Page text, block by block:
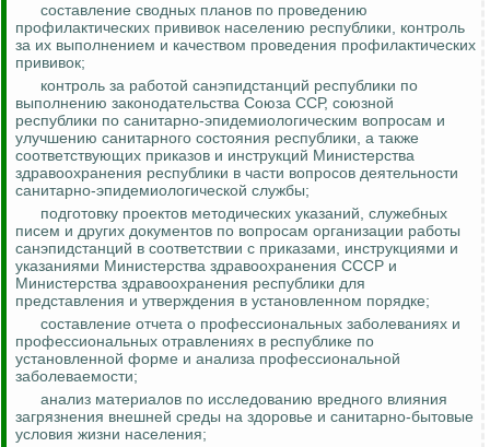
составление сводных планов по проведению
профилактических прививок населению республики, контроль
за их выполнением и качеством проведения профилактических
прививок;
контроль за работой санэпидстанций республики по
выполнению законодательства Союза ССР, союзной
республики по санитарно-эпидемиологическим вопросам и
улучшению санитарного состояния республики, а также
соответствующих приказов и инструкций Министерства
здравоохранения республики в части вопросов деятельности
санитарно-эпидемиологической службы;
подготовку проектов методических указаний, служебных
писем и других документов по вопросам организации работы
санэпидстанций в соответствии с приказами, инструкциями и
указаниями Министерства здравоохранения СССР и
Министерства здравоохранения республики для
представления и утверждения в установленном порядке;
составление отчета о профессиональных заболеваниях и
профессиональных отравлениях в республике по
установленной форме и анализа профессиональной
заболеваемости;
анализ материалов по исследованию вредного влияния
загрязнения внешней среды на здоровье и санитарно-бытовые
условия жизни населения;